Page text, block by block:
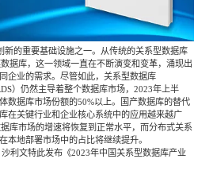
跨境电商贸易
环保节能科技
航运及港口
的重要基础设施之一。从传统的关系型数据库
据库，这一领域一直在不断演变和变革，涌现出
企业的需求。尽管如此，关系型数据库
）仍然主导着整个数据库市场，2023年上半
数据库市场份额的50%以上。国产数据库的替代
在关键行业和企业核心系统中的应用越来越广
库市场的增速将恢复到正常水平，而分布式关系
本地部署市场中的占比将继续提升。
利文特此发布《2023年中国关系型数据库产业